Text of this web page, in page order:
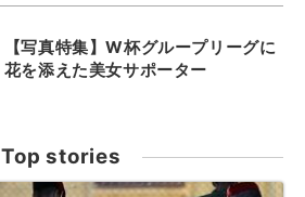
【写真特集】W杯グループリーグに
花を添えた美女サポーター
Top stories